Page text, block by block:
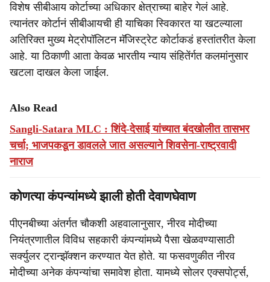
विशेष सीबीआय कोर्टाच्या अधिकार क्षेत्राच्या बाहेर गेलं आहे.
त्यानंतर कोर्टानं सीबीआयची ही याचिका स्विकारत या खटल्याला
अतिरिक्त मुख्य मेट्रोपॉलिटन मॅजिस्ट्रेट कोर्टाकडं हस्तांतरीत केला
आहे. या ठिकाणी आता केवळ भारतीय न्याय संहितेंर्गत कलमांनुसार
खटला दाखल केला जाईल.
Also Read
Sangli-Satara MLC : शिंदे-देसाई यांच्यात बंदखोलीत तासभर
चर्चा; भाजपकडून डावलले जात असल्याने शिवसेना-राष्ट्रवादी
नाराज
कोणत्या कंपन्यांमध्ये झाली होती देवाणघेवाण
पीएनबीच्या अंतर्गत चौकशी अहवालानुसार, नीरव मोदीच्या
नियंत्रणातील विविध सहकारी कंपन्यांमध्ये पैसा खेळवण्यासाठी
सर्क्युलर ट्रान्झॅक्शन करण्यात येत होते. या फसवणुकीत नीरव
मोदीच्या अनेक कंपन्यांचा समावेश होता. यामध्ये सोलर एक्सपोर्ट्स,